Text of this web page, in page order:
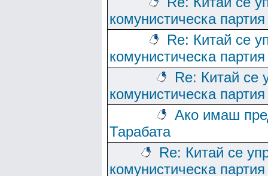
комунистическа партия
Re: Китай се
комунистическа партия
Re: Китай се
комунистическа партия
Ако имаш
Тарабата
Re: Китай се
комунистическа партия